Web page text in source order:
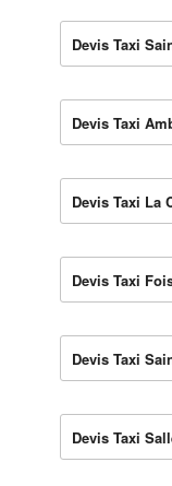
Devis Taxi
Devis Taxi
Devis Taxi La
Devis Taxi
Devis Taxi
Devis Taxi